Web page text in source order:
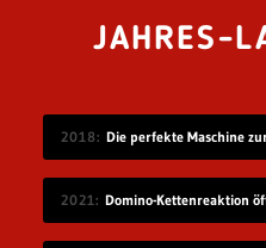
JAHRES-
2018 Die perfekte Maschine
2021 Domino-Kettenreaktion